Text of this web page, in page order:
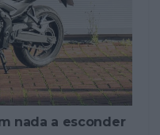
nada a esconder